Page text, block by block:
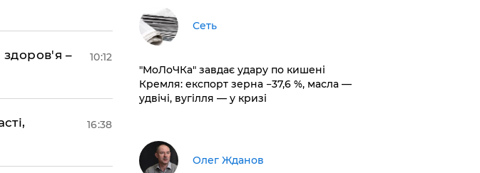
здоров'я –
10:12
16:38
Сеть
​"МоЛоЧКа" завдає удару по кишені
Кремля: експорт зерна −37,6 %, масла —
удвічі, вугілля — у кризі
Олег Жданов